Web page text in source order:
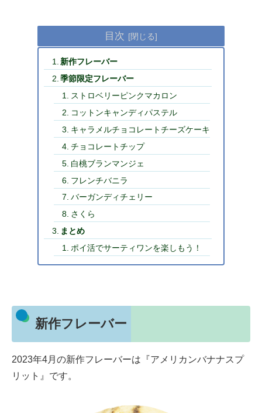
目次
新作フレーバー
季節限定フレーバー
ストロベリーピンクマカロン
コットンキャンディパステル
キャラメルチョコレートチーズケーキ
チョコレートチップ
白桃ブランマンジェ
フレンチバニラ
バーガンディチェリー
さくら
まとめ
ポイ活でサーティワンを楽しもう！
新作フレーバー
2023年4月の新作フレーバーは『アメリカンバナナスプ
リット』です。